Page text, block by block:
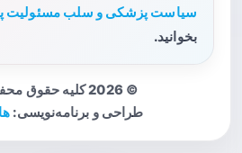
سیاست پزشکی و سلب مسئولیت
بخوانید.
© 2026 کلیه حقوق محفوظ است.
طراحی و برنامه‌نویسی: